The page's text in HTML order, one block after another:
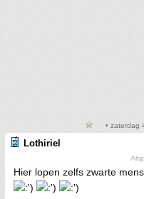
• zaterdag
Lothiriel
Hier lopen zelfs zwarte